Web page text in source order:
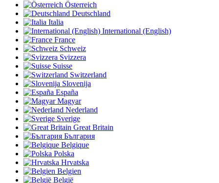
Österreich
Deutschland
Italia
International (English)
France
Schweiz
Svizzera
Suisse
Switzerland
Slovenija
España
Magyar
Nederland
Sverige
Great Britain
България
Belgique
Polska
Hrvatska
Belgien
België